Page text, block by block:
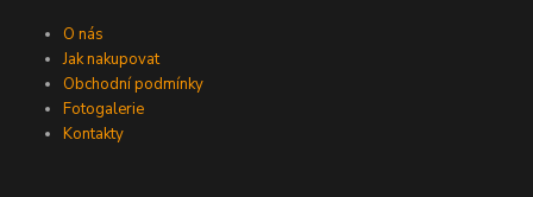
O nás
Jak nakupovat
Obchodní podmínky
Fotogalerie
Kontakty